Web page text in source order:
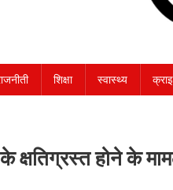
शिक्षा स्वास्थ्य
के क्षतिग्रस्त होने के